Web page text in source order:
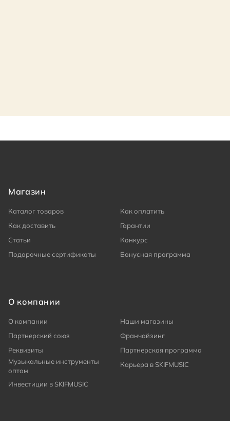
Магазин
Каталог товаров
Как оплатить
Как доставить
Гарантии
Статьи
Конкурс
Подарочные сертификаты
Бонусная программа
О компании
О компании
Наши магазины
Партнерский союз
Франчайзинг
Реквизиты
Партнерская программа
Музыкальные инструменты
оптом
Карьера в SKIFMUSIC
Инвестиции в SKIFMUSIC